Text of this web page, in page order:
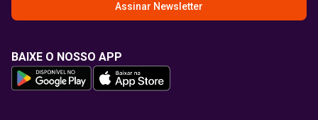
Assinar Newsletter
BAIXE O NOSSO APP